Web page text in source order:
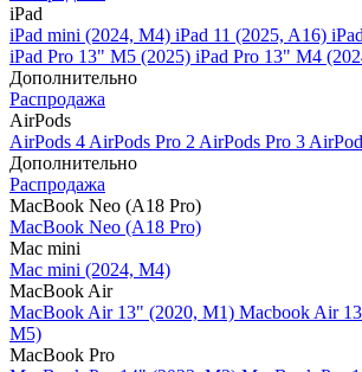
iPad
iPad mini (2024, M4) iPad 11 (2025, A16)
iPad Pro 13" M5 (2025) iPad Pro 13" M4
Дополнительно
Распродажа
AirPods
AirPods 4 AirPods Pro 2 AirPods Pro 3
Дополнительно
Распродажа
MacBook Neo (A18 Pro)
MacBook Neo (A18 Pro)
Mac mini
Mac mini (2024, M4)
MacBook Air
MacBook Air 13" (2020, M1) Macbook Air
M5)
MacBook Pro